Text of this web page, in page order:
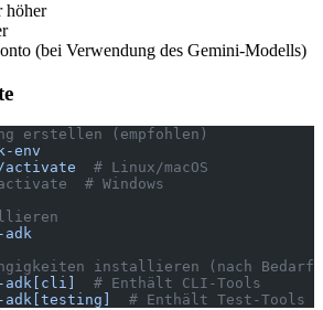
höher
(bei Verwendung des Gemini-Modells)
erstellen (empfohlen)
env
activate
  # Linux/macOS
# Windows
adk
installieren (nach Bedarf)
adk[cli]
  # Enthält CLI-Tools
adk[testing]
  # Enthält Test-Tools